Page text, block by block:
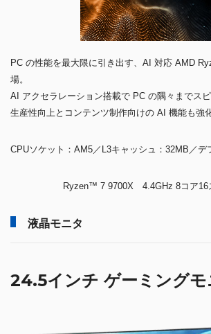
PC の性能を最大限に引き出す、AI 対応 AMD
場。
AI アクセラレーション搭載で PC の隅々までスピ
生産性向上とコンテンツ制作向けの AI 機能も強
CPUソケット：AM5／L3キャッシュ：32MB／デ
Ryzen™ 7 9700X 4.4GHz 8コア
液晶モニタ
24.5インチ ゲーミングモ